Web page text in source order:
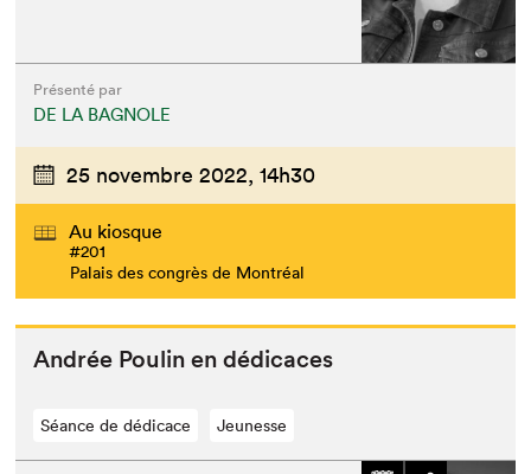
Présenté par
DE LA BAGNOLE
25 novembre 2022, 14h30
Au kiosque
#201
Palais des congrès de Montréal
Andrée Poulin en dédicaces
Séance de dédicace Jeunesse